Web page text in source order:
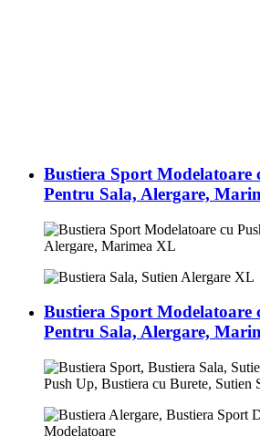
Bustiera Sport Modelatoare
Pentru Sala, Alergare,
Bustiera Sport Modelatoare
Pentru Sala, Alergare,